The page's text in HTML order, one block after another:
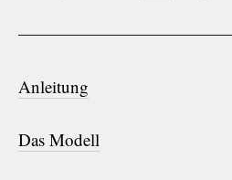
Anleitung
Das Modell